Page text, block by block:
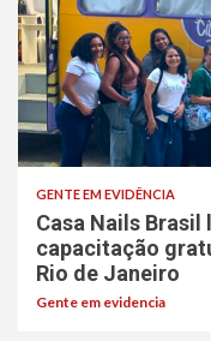
GENTE EM EVIDÊNCIA
Casa Nails
capacitação
Rio de Janeiro
Gente em evidencia